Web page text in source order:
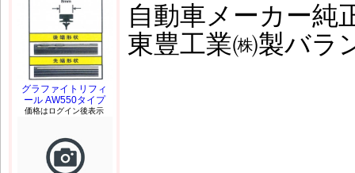
自動車メーカー純
東豊工業㈱製バラ
グラファイトリフィ
ール AW550タイプ
価格はログイン後表示